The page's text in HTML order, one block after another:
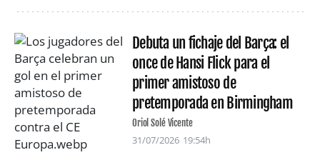
Debuta un fichaje del Barça: el
once de Hansi Flick para el
primer amistoso de
pretemporada en Birmingham
Oriol Solé Vicente
31/07/2026 19:54h